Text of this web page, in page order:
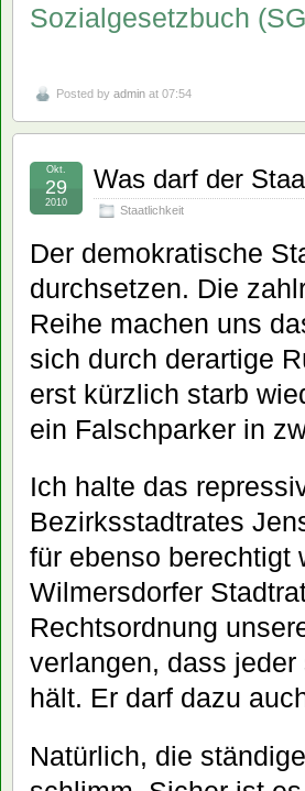
Sozialgesetzbuch
Posted by admin at 07:54
Was darf der
Staatlichkeit
Okt.
29
2010
Der demokratische
durchsetzen. Die
Reihe machen uns
sich durch derartige
erst kürzlich starb
ein Falschparker in
Ich halte das
Bezirksstadtrates
für ebenso berechtigt
Wilmersdorfer
Rechtsordnung
verlangen, dass
hält. Er darf dazu
Natürlich, die